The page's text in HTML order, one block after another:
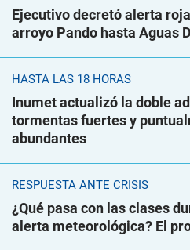
Ejecutivo decretó alerta
arroyo Pando hasta Aguas
HASTA LAS 18 HORAS
Inumet actualizó la doble
tormentas fuertes y
abundantes
RESPUESTA ANTE CRISIS
¿Qué pasa con las clases
alerta meteorológica? El